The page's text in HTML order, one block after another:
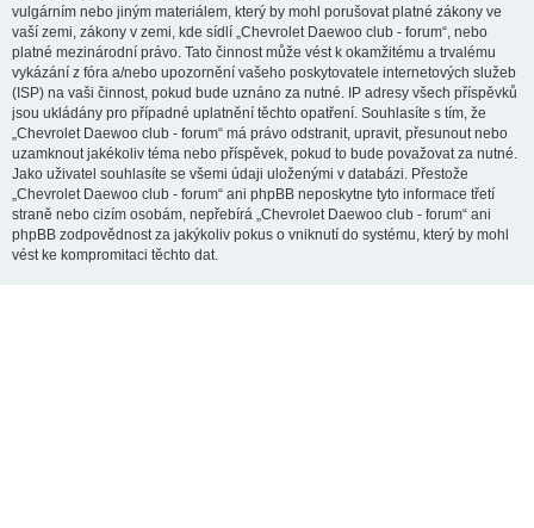
vulgárním nebo jiným materiálem, který by mohl porušovat platné zákony ve
vaší zemi, zákony v zemi, kde sídlí „Chevrolet Daewoo club - forum“, nebo
platné mezinárodní právo. Tato činnost může vést k okamžitému a trvalému
vykázání z fóra a/nebo upozornění vašeho poskytovatele internetových služeb
(ISP) na vaši činnost, pokud bude uznáno za nutné. IP adresy všech příspěvků
jsou ukládány pro případné uplatnění těchto opatření. Souhlasíte s tím, že
„Chevrolet Daewoo club - forum“ má právo odstranit, upravit, přesunout nebo
uzamknout jakékoliv téma nebo příspěvek, pokud to bude považovat za nutné.
Jako uživatel souhlasíte se všemi údaji uloženými v databázi. Přestože
„Chevrolet Daewoo club - forum“ ani phpBB neposkytne tyto informace třetí
straně nebo cizím osobám, nepřebírá „Chevrolet Daewoo club - forum“ ani
phpBB zodpovědnost za jakýkoliv pokus o vniknutí do systému, který by mohl
vést ke kompromitaci těchto dat.